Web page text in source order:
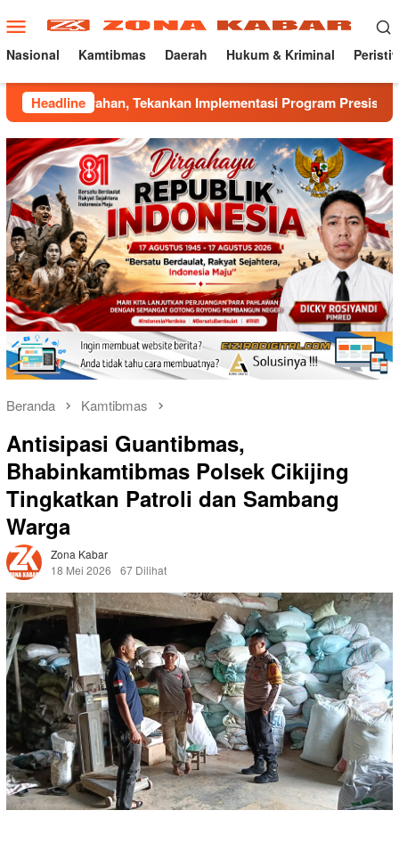
ke
konten
Menu
Mobile
Nasional Kamtibmas Daerah Hukum & Kriminal
Headline
Tekankan Implementasi Program Presisi Kapolri
Beranda Kamtibmas
Antisipasi Guantibmas,
Bhabinkamtibmas Polsek Cikijing
Tingkatkan Patroli dan Sambang
Warga
Zona Kabar
18 Mei 2026
67 Dilihat